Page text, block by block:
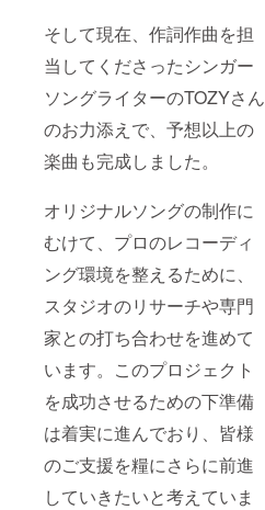
そして現在、作詞作曲を担
当してくださったシンガー
ソングライターのTOZYさん
のお力添えで、予想以上の
楽曲も完成しました。
オリジナルソングの制作に
むけて、プロのレコーディ
ング環境を整えるために、
スタジオのリサーチや専門
家との打ち合わせを進めて
います。このプロジェクト
を成功させるための下準備
は着実に進んでおり、皆様
のご支援を糧にさらに前進
していきたいと考えていま